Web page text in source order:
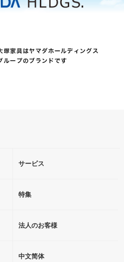
サービス
特集
法人のお客様
中文简体